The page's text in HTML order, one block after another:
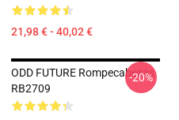
21,98 € - 40,02 €
ODD FUTURE Rompecabezas
RB2709
-20%